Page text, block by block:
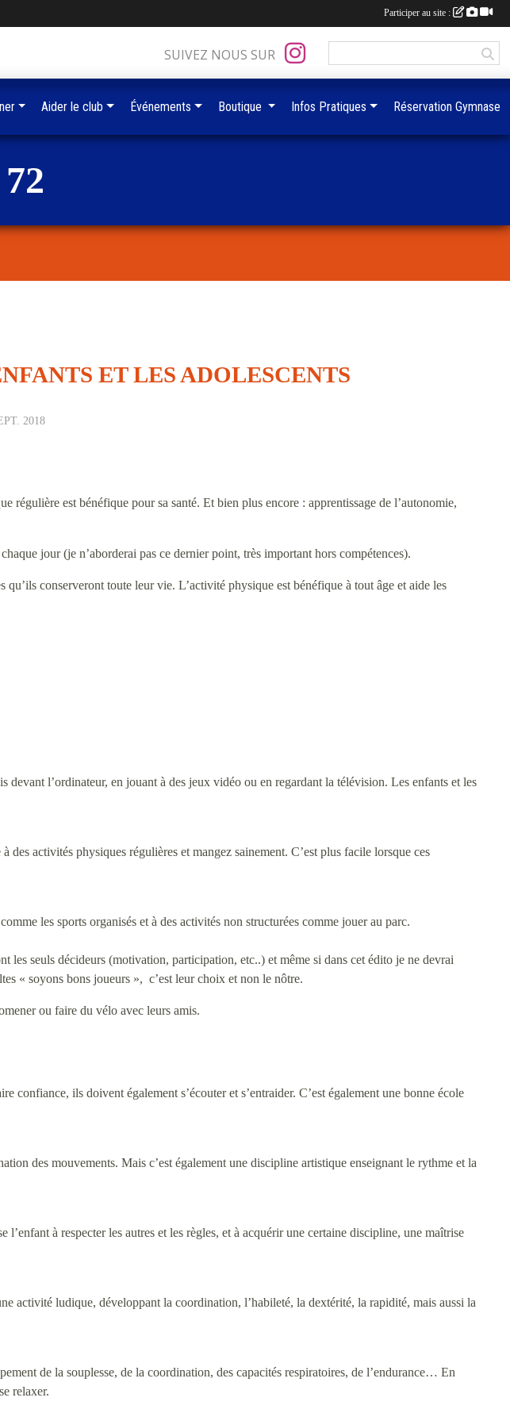
ET LES ADOLESCENTS
2018
est bénéfique pour sa santé. Et bien plus encore : apprentissage de l’autonomie,
jour (je n’aborderai pas ce dernier point, très important hors compétences).
conserveront toute leur vie. L’activité physique est bénéfique à tout âge et aide les
l’ordinateur, en jouant à des jeux vidéo ou en regardant la télévision. Les enfants et les
activités physiques régulières et mangez sainement. C’est plus facile lorsque ces
les sports organisés et à des activités non structurées comme jouer au parc.
les seuls décideurs (motivation, participation, etc..) et même si dans cet édito je ne devrai
« soyons bons joueurs », c’est leur choix et non le nôtre.
ou faire du vélo avec leurs amis.
ils doivent également s’écouter et s’entraider. C’est également une bonne école
des mouvements. Mais c’est également une discipline artistique enseignant le rythme et la
à respecter les autres et les règles, et à acquérir une certaine discipline, une maîtrise
activité ludique, développant la coordination, l’habileté, la dextérité, la rapidité, mais aussi la
de la souplesse, de la coordination, des capacités respiratoires, de l’endurance… En
relaxer.
SUIVEZ NOUS SUR
Aider le club Événements Boutique Infos Pratiques Réservation Gymnase
Participer au site :